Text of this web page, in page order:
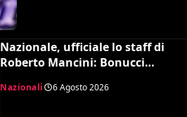
Nazionale, ufficiale lo staff di
Roberto Mancini: Bonucci
Nazionali 6 Agosto 2026